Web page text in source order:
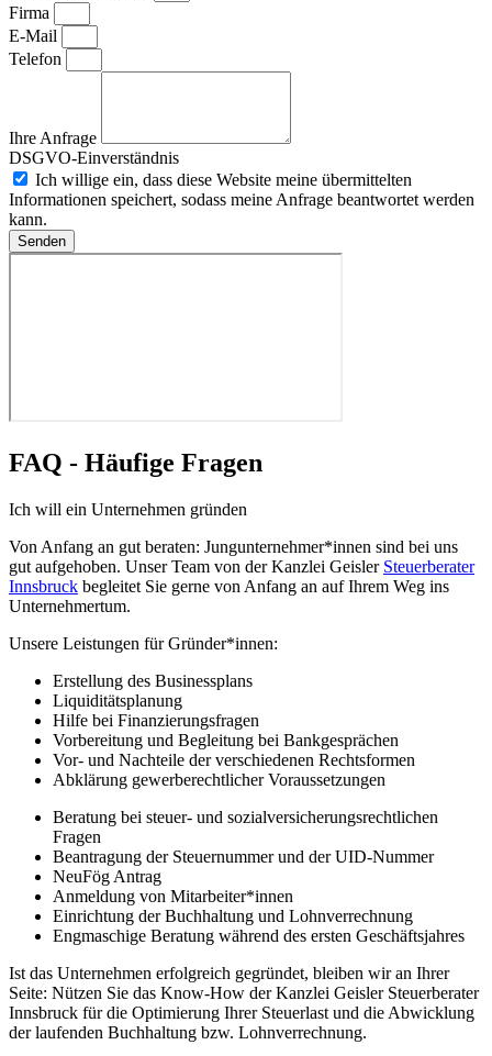
Firma
E-Mail
Telefon
Ihre Anfrage
DSGVO-Einverständnis
Ich willige ein, dass diese Website meine übermittelten
Informationen speichert, sodass meine Anfrage beantwortet werden
kann.
Senden
FAQ - Häufige Fragen
Ich will ein Unternehmen gründen
Von Anfang an gut beraten: Jungunternehmer*innen sind bei uns
gut aufgehoben. Unser Team von der Kanzlei Geisler Steuerberater
Innsbruck begleitet Sie gerne von Anfang an auf Ihrem Weg ins
Unternehmertum.
Unsere Leistungen für Gründer*innen:
Erstellung des Businessplans
Liquiditätsplanung
Hilfe bei Finanzierungsfragen
Vorbereitung und Begleitung bei Bankgesprächen
Vor- und Nachteile der verschiedenen Rechtsformen
Abklärung gewerberechtlicher Voraussetzungen
Beratung bei steuer- und sozialversicherungsrechtlichen
Fragen
Beantragung der Steuernummer und der UID-Nummer
NeuFög Antrag
Anmeldung von Mitarbeiter*innen
Einrichtung der Buchhaltung und Lohnverrechnung
Engmaschige Beratung während des ersten Geschäftsjahres
Ist das Unternehmen erfolgreich gegründet, bleiben wir an Ihrer
Seite: Nützen Sie das Know-How der Kanzlei Geisler Steuerberater
Innsbruck für die Optimierung Ihrer Steuerlast und die Abwicklung
der laufenden Buchhaltung bzw. Lohnverrechnung.